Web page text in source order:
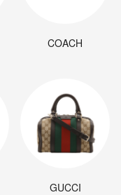
COACH
GUCCI